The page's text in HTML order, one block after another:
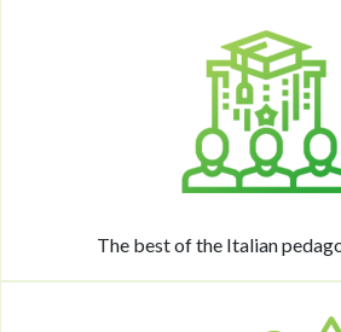
The best of the Italian